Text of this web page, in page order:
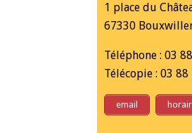
1 place du
67330
Téléphone : 03
Télécopie : 03
email